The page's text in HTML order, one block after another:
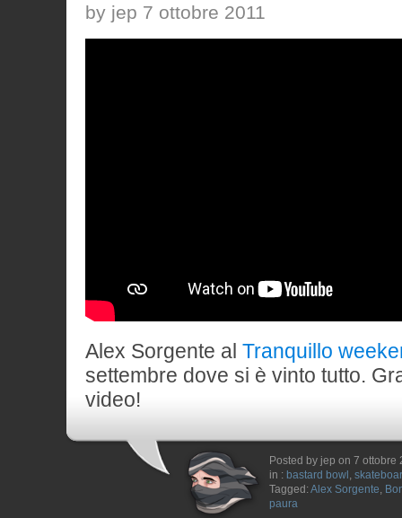
by jep 7 ottobre 2011
Alex Sorgente al Tranquillo
settembre dove si è vinto tutto.
video!
Posted by jep on 7 ottobre
in : bastard bowl ,
Tagged: Alex Sorgente,
paura